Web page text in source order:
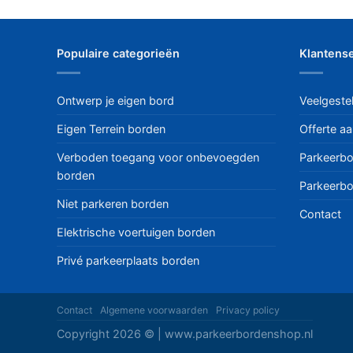
Populaire categorieën
Ontwerp je eigen bord
Eigen Terrein borden
Verboden toegang voor onbevoegden
borden
Niet parkeren borden
Elektrische voertuigen borden
Privé parkeerplaats borden
Offerte
Contact
Contact Algemene voorwaarden Privacy policy
Copyright 2026 © | www.parkeerbordenshop.nl